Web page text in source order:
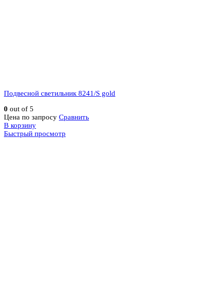
Подвесной светильник 8241/S gold
0 out of 5
Цена по запросу Сравнить
В корзину
Быстрый просмотр